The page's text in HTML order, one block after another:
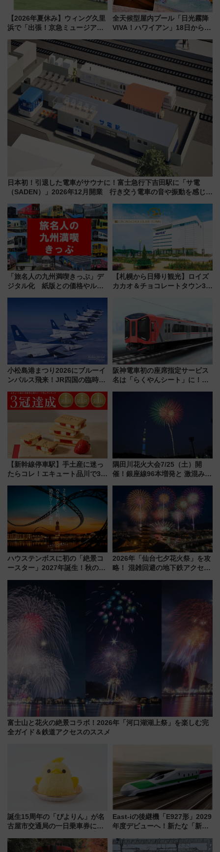
【2026年夏休み】ウィング久里
浜で「出張！京急ミュージア
ラリーや子ども制服撮影も
全天候型屋内プール「日光霧降
VIVA！ハワイアン」18日から営
ァミリーから大人まで幅広い世
代が一日中楽しる夏のリゾート
を楽しんで
日本初！引退した電車がサウナに！富士急行下吉田駅に「サ電
（SADEN）」2026年12月開業 行き交う電車の音や振動を感じな
「旅名人の九州満喫きっぷ」デ
ジタル化 紙版との価格やルー
【札幌から日帰り観光】ロイズ
カカオ＆チョコレートタウン3周
駅からのアクセスも
小松島港まつり2026にブルーイ
ンパルス飛来！JR四国の臨時ダ
阪神電車初の座席指定サービス
名は「らくやんシート」に！新
【新幹線停車駅】手土産に迷っ
たらコレ！エキュート品川で3年
産スイーツとは？
隅田川花火大会7/25（土）開
催！銀座線96本増発と 激混みの
アクセス攻略法、2万発の花火が
都心の夜に！
ハウステンボスに初の「絶景コ
ースター」2027年誕生！秋の
ろも一挙紹介
2026年「仙台七夕花火祭」を攻
略！ 混雑回避の地下鉄アクセス
火前に楽しむ仙台観光ルートま
で解説！
富士山と花火の絶景コラボ！2026年「河口湖湖上祭」を楽しむ完
全ガイド＆鉄道アクセスのススメ
誕生15周年の「ぴよりん」が名
古屋市交通局の一日乗車券に！
定1万5000枚】
East-iの後継機「E927形」2029
年度デビューへ！新たな「新幹
説【JR東日本】